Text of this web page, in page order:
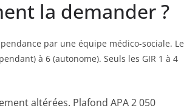
la demander ?
par une équipe médico-sociale. Le
à 6 (autonome). Seuls les GIR 1 à 4
altérées. Plafond APA 2 050